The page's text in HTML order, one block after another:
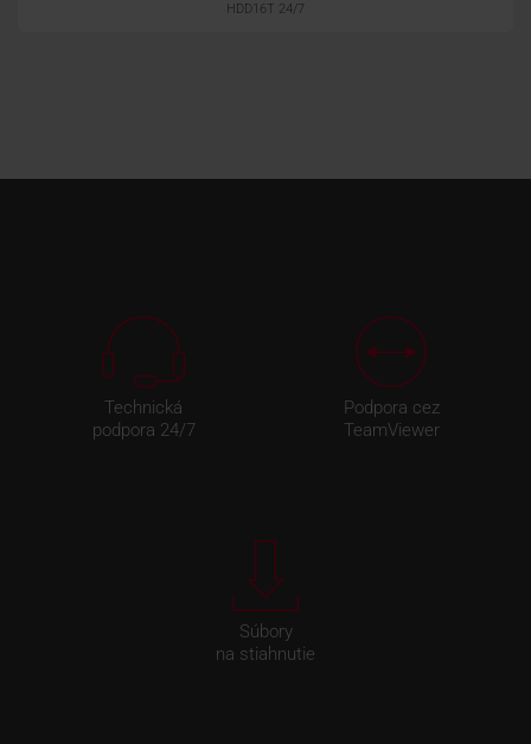
HDD16T 24/7
Technická
podpora 24/7
Podpora cez
TeamViewer
Súbory
na stiahnutie